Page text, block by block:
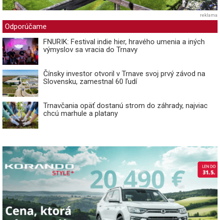
reklama
Odporúčame
FNURIK: Festival indie hier, hravého umenia a iných
výmyslov sa vracia do Trnavy
Čínsky investor otvoril v Trnave svoj prvý závod na
Slovensku, zamestnal 60 ľudí
Trnavčania opäť dostanú strom do záhrady, najviac
chcú marhule a platany